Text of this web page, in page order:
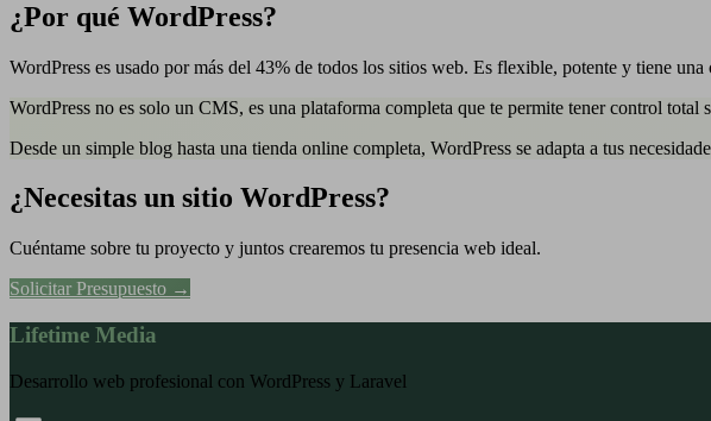
¿Por qué WordPress?
WordPress es usado por más del 43% de todos los sitios web. Es flexible, potente y tiene
WordPress no es solo un CMS, es una plataforma completa que te permite tener control
Desde un simple blog hasta una tienda online completa, WordPress se adapta a tus
¿Necesitas un sitio WordPress?
Cuéntame sobre tu proyecto y juntos crearemos tu presencia web ideal.
Solicitar Presupuesto →
Lifetime Media
Desarrollo web profesional con WordPress y Laravel